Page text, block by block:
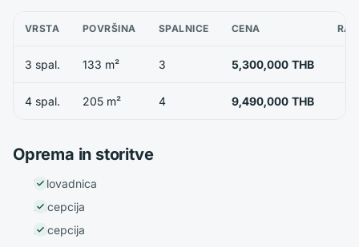
VRSTA POVRŠINA SPALNICE CENA
3 spal. 133 m² 3 5,300,000 THB
4 spal. 205 m² 4 9,490,000 THB
Oprema in storitve
Telovadnica
Recepcija
Recepcija